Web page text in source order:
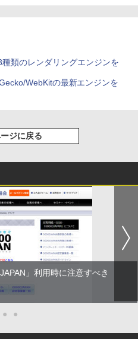
類のレンダリングエンジンを
WebKitの最新エンジンを
ジに戻る
」利用時に注意すべき
● ●